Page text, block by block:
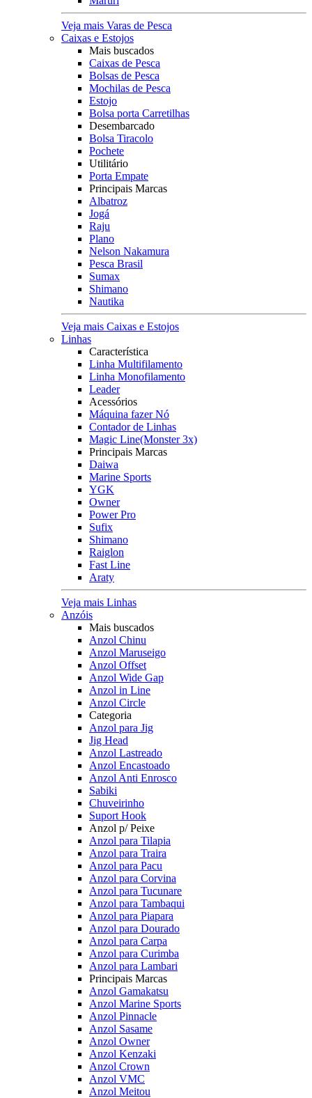
Veja mais Varas de Pesca
Caixas e Estojos
Mais buscados
Caixas de Pesca
Bolsas de Pesca
Mochilas de Pesca
Estojo
Bolsa porta Carretilhas
Desembarcado
Bolsa Tiracolo
Pochete
Utilitário
Porta Empate
Principais Marcas
Albatroz
Jogá
Raju
Plano
Nelson Nakamura
Pesca Brasil
Sumax
Shimano
Nautika
Veja mais Caixas e Estojos
Linhas
Característica
Linha Multifilamento
Linha Monofilamento
Leader
Acessórios
Máquina fazer Nó
Contador de Linhas
Magic Line(Monster 3x)
Principais Marcas
Daiwa
Marine Sports
YGK
Owner
Power Pro
Sufix
Shimano
Raiglon
Fast Line
Araty
Veja mais Linhas
Anzóis
Mais buscados
Anzol Chinu
Anzol Maruseigo
Anzol Offset
Anzol Wide Gap
Anzol in Line
Anzol Circle
Categoria
Anzol para Jig
Jig Head
Anzol Lastreado
Anzol Encastoado
Anzol Anti Enrosco
Sabiki
Chuveirinho
Suport Hook
Anzol p/ Peixe
Anzol para Tilapia
Anzol para Traira
Anzol para Pacu
Anzol para Corvina
Anzol para Tucunare
Anzol para Tambaqui
Anzol para Piapara
Anzol para Dourado
Anzol para Carpa
Anzol para Curimba
Anzol para Lambari
Principais Marcas
Anzol Gamakatsu
Anzol Marine Sports
Anzol Pinnacle
Anzol Sasame
Anzol Owner
Anzol Kenzaki
Anzol Crown
Anzol VMC
Anzol Meitou